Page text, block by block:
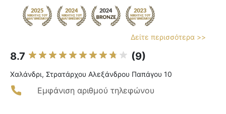
Δείτε περισσότερα >>
8.7 (9)
Χαλάνδρι, Στρατάρχου Αλεξάνδρου Παπάγου 10
Εμφάνιση αριθμού τηλεφώνου